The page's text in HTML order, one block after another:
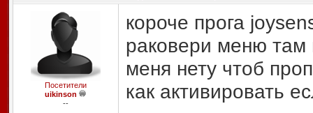
Посетители
uikinson
--
короче прога
раковери меню там
меня нету чтоб
как активировать